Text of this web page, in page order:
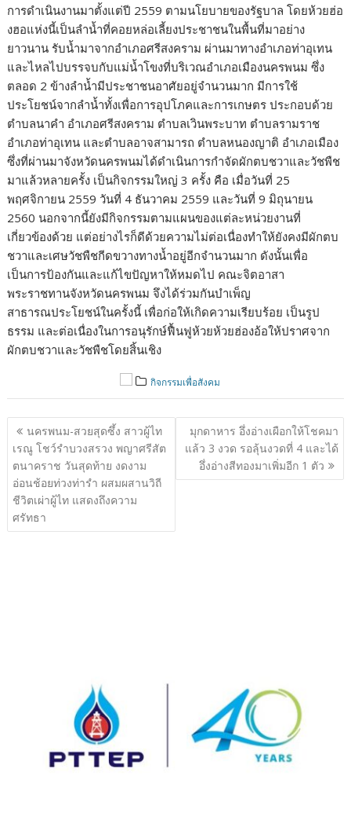
การดำเนินงานมาตั้งแต่ปี 2559 ตามนโยบายของรัฐบาล โดยห้วยฮ่อ
งฮอแห่งนี้เป็นลำน้ำที่คอยหล่อเลี้ยงประชาชนในพื้นที่มาอย่าง
ยาวนาน รับน้ำมาจากอำเภอศรีสงคราม ผ่านมาทางอำเภอท่าอุเทน
และไหลไปบรรจบกับแม่น้ำโขงที่บริเวณอำเภอเมืองนครพนม ซึ่ง
ตลอด 2 ข้างลำน้ำมีประชาชนอาศัยอยู่จำนวนมาก มีการใช้
ประโยชน์จากลำน้ำทั้งเพื่อการอุปโภคและการเกษตร ประกอบด้วย
ตำบลนาคำ อำเภอศรีสงคราม ตำบลเวินพระบาท ตำบลรามราช
อำเภอท่าอุเทน และตำบลอาจสามารถ ตำบลหนองญาติ อำเภอเมือง
ซึ่งที่ผ่านมาจังหวัดนครพนมได้ดำเนินการกำจัดผักตบชวาและวัชพืช
มาแล้วหลายครั้ง เป็นกิจกรรมใหญ่ 3 ครั้ง คือ เมื่อวันที่ 25
พฤศจิกายน 2559 วันที่ 4 ธันวาคม 2559 และวันที่ 9 มิถุนายน
2560 นอกจากนี้ยังมีกิจกรรมตามแผนของแต่ละหน่วยงานที่
เกี่ยวข้องด้วย แต่อย่างไรก็ดีด้วยความไม่ต่อเนื่องทำให้ยังคงมีผักตบ
ชวาและเศษวัชพืชกีดขวางทางน้ำอยู่อีกจำนวนมาก ดังนั้นเพื่อ
เป็นการป้องกันและแก้ไขปัญหาให้หมดไป คณะจิตอาสา
พระราชทานจังหวัดนครพนม จึงได้ร่วมกันบำเพ็ญ
สาธารณประโยชน์ในครั้งนี้ เพื่อก่อให้เกิดความเรียบร้อย เป็นรูป
ธรรม และต่อเนื่องในการอนุรักษ์ฟื้นฟูห้วยห้วยฮ่องอ้อให้ปราศจาก
ผักตบชวาและวัชพืชโดยสิ้นเชิง
กิจกรรมเพื่อสังคม
แนะแนว
เรื่อง
นครพนม-สวยสุดซึ้ง สาวผู้ไท
เรณู โชว์รำบวงสรวง พญาศรีสัต
ตนาคราช วันสุดท้าย งดงาม
อ่อนช้อยท่วงท่ารำ ผสมผสานวิถี
ชีวิตเผ่าผู้ไท แสดงถึงความ
ศรัทธา
มุกดาหาร อึ่งอ่างเผือกให้โชคมา
แล้ว 3 งวด รอลุ้นงวดที่ 4 และได้
อึ่งอ่างสีทองมาเพิ่มอีก 1 ตัว